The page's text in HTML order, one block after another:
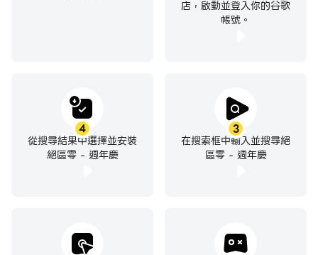
店，啟動並登入你的谷歌
帳號。
3
在搜索框中輸入並搜尋絕
區零 - 週年慶
4
從搜尋結果中選擇並安裝
絕區零 - 週年慶